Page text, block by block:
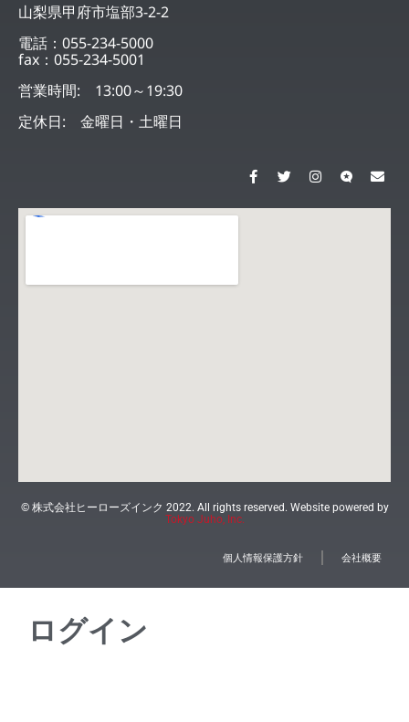
山梨県甲府市塩部3-2-2
電話：055-234-5000
fax：055-234-5001
営業時間: 13:00～19:30
定休日: 金曜日・土曜日
© 株式会社ヒーローズインク 2022. All rights reserved. Website powered by
Tokyo Juho, Inc.
個人情報保護方針 会社概要
ログイン